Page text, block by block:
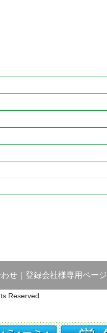
せ 登録会社様専用ページ
Reserved